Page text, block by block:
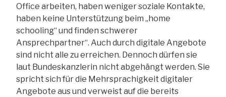
Office arbeiten, haben weniger soziale Kontakte,
haben keine Unterstützung beim „home
schooling“ und finden schwerer
Ansprechpartner“. Auch durch digitale Angebote
sind nicht alle zu erreichen. Dennoch dürfen sie
laut Bundeskanzlerin nicht abgehängt werden. Sie
spricht sich für die Mehrsprachigkeit digitaler
Angebote aus und verweist auf die bereits